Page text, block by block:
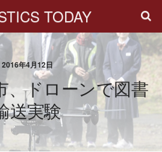
TODAY
2016年4月12日
、ドローンで図書
送実験